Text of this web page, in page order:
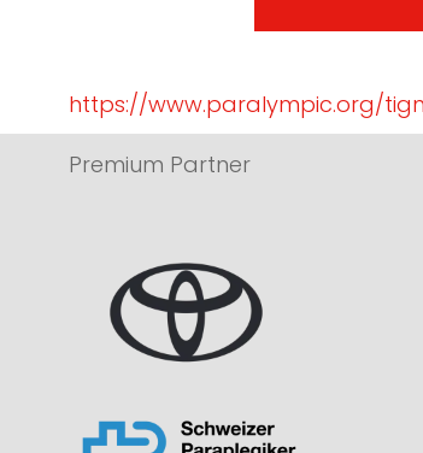
https://www.paralympic.org/
Premium Partner